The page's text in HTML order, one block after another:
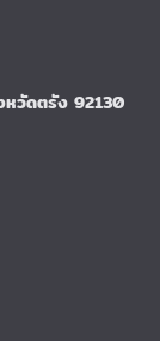
หวัดตรัง 92130